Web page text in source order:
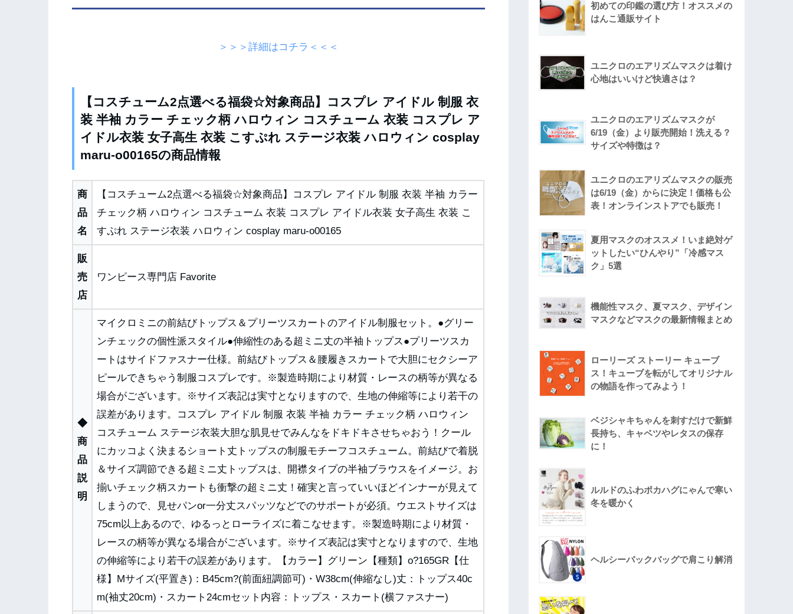
＞＞＞詳細はコチラ＜＜＜
【コスチューム2点選べる福袋☆対象商品】コスプレ アイドル 制服 衣
装 半袖 カラー チェック柄 ハロウィン コスチューム 衣装 コスプレ ア
イドル衣装 女子高生 衣装 こすぷれ ステージ衣装 ハロウィン cosplay
maru-o00165の商品情報
商
品
名
【コスチューム2点選べる福袋☆対象商品】コスプレ アイドル 制服 衣装 半袖 カラー
チェック柄 ハロウィン コスチューム 衣装 コスプレ アイドル衣装 女子高生 衣装 こ
すぷれ ステージ衣装 ハロウィン cosplay maru-o00165
販
売
店
ワンピース専門店 Favorite
◆
商
品
説
明
マイクロミニの前結びトップス＆プリーツスカートのアイドル制服セット。●グリー
ンチェックの個性派スタイル●伸縮性のある超ミニ丈の半袖トップス●プリーツスカ
ートはサイドファスナー仕様。前結びトップス＆腰履きスカートで大胆にセクシーア
ピールできちゃう制服コスプレです。※製造時期により材質・レースの柄等が異なる
場合がございます。※サイズ表記は実寸となりますので、生地の伸縮等により若干の
誤差があります。コスプレ アイドル 制服 衣装 半袖 カラー チェック柄 ハロウィン
コスチューム ステージ衣装大胆な肌見せでみんなをドキドキさせちゃおう！クール
にカッコよく決まるショート丈トップスの制服モチーフコスチューム。前結びで着脱
＆サイズ調節できる超ミニ丈トップスは、開襟タイプの半袖ブラウスをイメージ。お
揃いチェック柄スカートも衝撃の超ミニ丈！確実と言っていいほどインナーが見えて
しまうので、見せパンor一分丈スパッツなどでのサポートが必須。ウエストサイズは
75cm以上あるので、ゆるっとローライズに着こなせます。※製造時期により材質・
レースの柄等が異なる場合がございます。※サイズ表記は実寸となりますので、生地
の伸縮等により若干の誤差があります。【カラー】グリーン【種類】o?165GR【仕
様】Mサイズ(平置き)：B45cm?(前面紐調節可)・W38cm(伸縮なし)丈：トップス40c
m(袖丈20cm)・スカート24cmセット内容：トップス・スカート(横ファスナー)
初めての印鑑の選び方！オススメの
はんこ通販サイト
ユニクロのエアリズムマスクは着け
心地はいいけど快適さは？
ユニクロのエアリズムマスクが
6/19（金）より販売開始！洗える？
サイズや特徴は？
ユニクロのエアリズムマスクの販売
は6/19（金）からに決定！価格も公
表！オンラインストアでも販売！
夏用マスクのオススメ！いま絶対ゲ
ットしたい“ひんやり”「冷感マス
ク」5選
機能性マスク、夏マスク、デザイン
マスクなどマスクの最新情報まとめ
ローリーズ ストーリー キューブ
ス！キューブを転がしてオリジナル
の物語を作ってみよう！
ベジシャキちゃんを刺すだけで新鮮
長持ち、キャベツやレタスの保存
に！
ルルドのふわポカハグにゃんで寒い
冬を暖かく
ヘルシーバックバッグで肩こり解消